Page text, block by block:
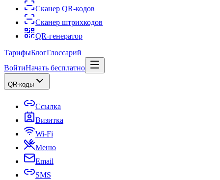
Сканер QR-кодов
Сканер штрихкодов
QR-генератор
ТарифыБлогГлоссарий
ВойтиНачать бесплатно
QR-коды
Ссылка
Визитка
Wi-Fi
Меню
Email
SMS